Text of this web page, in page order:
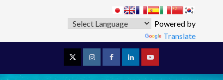
Powered by
Translate